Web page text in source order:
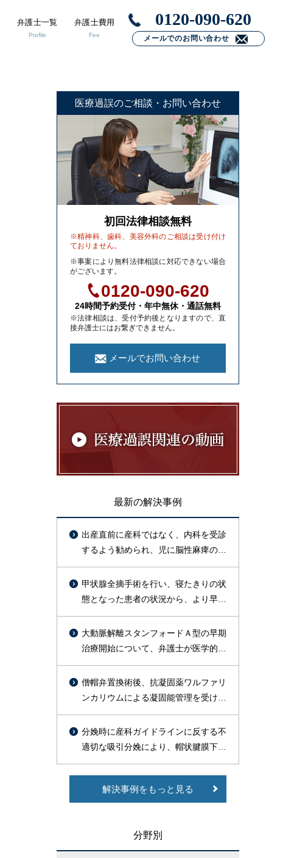
弁護士一覧
Profile
弁護士費用
Fee
0120-090-620
メールでのお問い合わせ
医療過誤のご相談・お問い合わせ
初回法律相談無料
※精神科、歯科、美容外科のご相談は受け付け
ておりません。
※事案により無料法律相談に対応できない場合
がございます。
0120-090-620
24時間予約受付・年中無休・通話無料
※法律相談は、受付予約後となりますので、直
接弁護士にはお繋ぎできません。
メールでお問い合わせ
最新の解決事例
出産直前に産科ではなく、内科を受診
するよう勧められ、児に脳性麻痺の後
遺症が残った事案
甲状腺全摘手術を行い、寝たきりの状
態となった患者の状況から、より早期
に術後出血を疑った対応をすべきであ
ったと判断し訴外交渉を行い、約１億
円を支払う旨の合意が成立した事例
大動脈解離スタンフォードＡ型の早期
治療開始について、弁護士が医学的文
献の裏付けをもって主張し、総額約
1800万円で勝訴的和解が成立した事例
僧帽弁置換術後、抗凝固薬ワルファリ
ンカリウムによる凝固能管理を受けて
いた高齢患者が、皮膚疾患治療のため
セフェム系抗菌薬等の投与を受けたと
ころ、PT-INR異常高値（9.51）を示
時要介護状態で症状固定したことにつ
いて、1億2000万円余の和解が成立し
た事例
分娩時に産科ガイドラインに反する不
適切な吸引分娩により、帽状腱膜下出
血による播種性血管内凝固症候群
（DIC）を引き起こし、出産後死亡し
た事案で、和解により約3500万円の賠
解決事例をもっと見る
分野別